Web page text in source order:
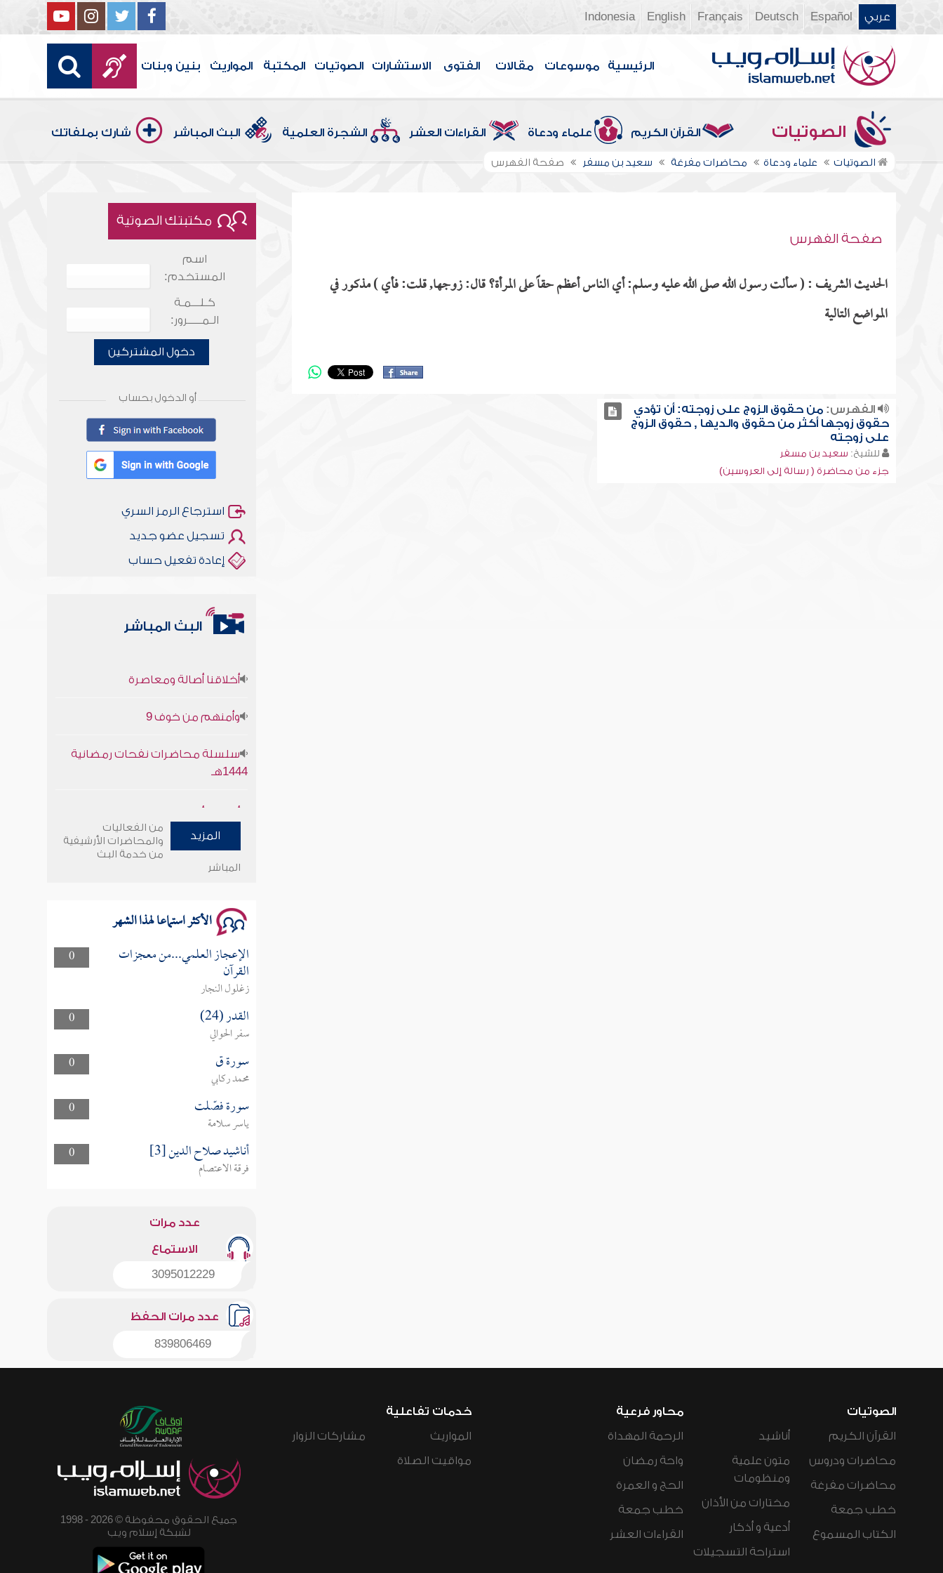
عربي Español
Deutsch
Français
English
Indonesia
الرئيسية موسوعات مقالات الفتوى الاستشارات الصوتيات المكتبة المواريث بنين وبنات
الصوتيات القرآن الكريم علماء ودعاة القراءات العشر الشجرة العلمية البث المباشر شارك بملفاتك
الصوتيات علماء ودعاة محاضرات مفرغة سعيد بن مسفر صفحة الفهرس
صفحة الفهرس
الحديث الشريف : ( سألت رسول الله صلى الله عليه وسلم: أي الناس أعظم حقاً على المرأة؟ قال: زوجها, قلت: فأي ) مذكور في
المواضع التالية
الفهرس:من حقوق الزوج على زوجته: أن تؤدي
حقوق زوجها أكثر من حقوق والديها , حقوق الزوج
على زوجته
للشيخ: سعيد بن مسفر
جزء من محاضرة ( رسالة إلى العروسين)
مكتبتك الصوتية
اسم
المستخدم:
كـلـــمـة
الـمـــــرور:
دخول المشتركين
أو الدخول بحساب
استرجاع الرمز السري
تسجيل عضو جديد
إعادة تفعيل حساب
البث المباشر
1444هـ
وأمنهم من خوف 9
سلسلة محاضرات نفحات رمضانية
المزيد
من الفعاليات
والمحاضرات الأرشيفية
من خدمة البث
المباشر
الأكثر استماعا لهذا الشهر
0 الإعجاز العلمي...من معجزات
القرآن
زغلول النجار
0
القدر (24)
سفر الحوالي
0
سورة ق
محمد ركابي
0
سورة فصّلت
ياسر سلامة
0
أناشيد صلاح الدين [3]
فرقة الاعتصام
عدد مرات
الاستماع
3095012229
عدد مرات الحفظ
839806469
الصوتيات
القرآن الكريم
محاضرات ودروس
محاضرات مفرغة
خطب جمعة
الكتاب المسموع
أناشيد
متون علمية
ومنظومات
مختارات من الأذان
أدعية و أذكار
استراحة التسجيلات
محاور فرعية
الرحمة المهداة
واحة رمضان
الحج و العمرة
خطب جمعة
القراءات العشر
خدمات تفاعلية
المواريث
مواقيت الصلاة
مشاركات الزوار
جميع الحقوق محفوظة © 2026 - 1998
لشبكة إسلام ويب